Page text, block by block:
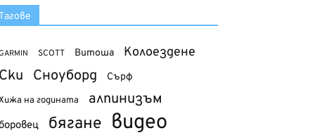
SCOTT Витоша Колоездене
Сноуборд Сърф
на годината алпинизъм
бягане видео